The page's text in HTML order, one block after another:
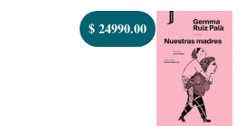
$24990.00